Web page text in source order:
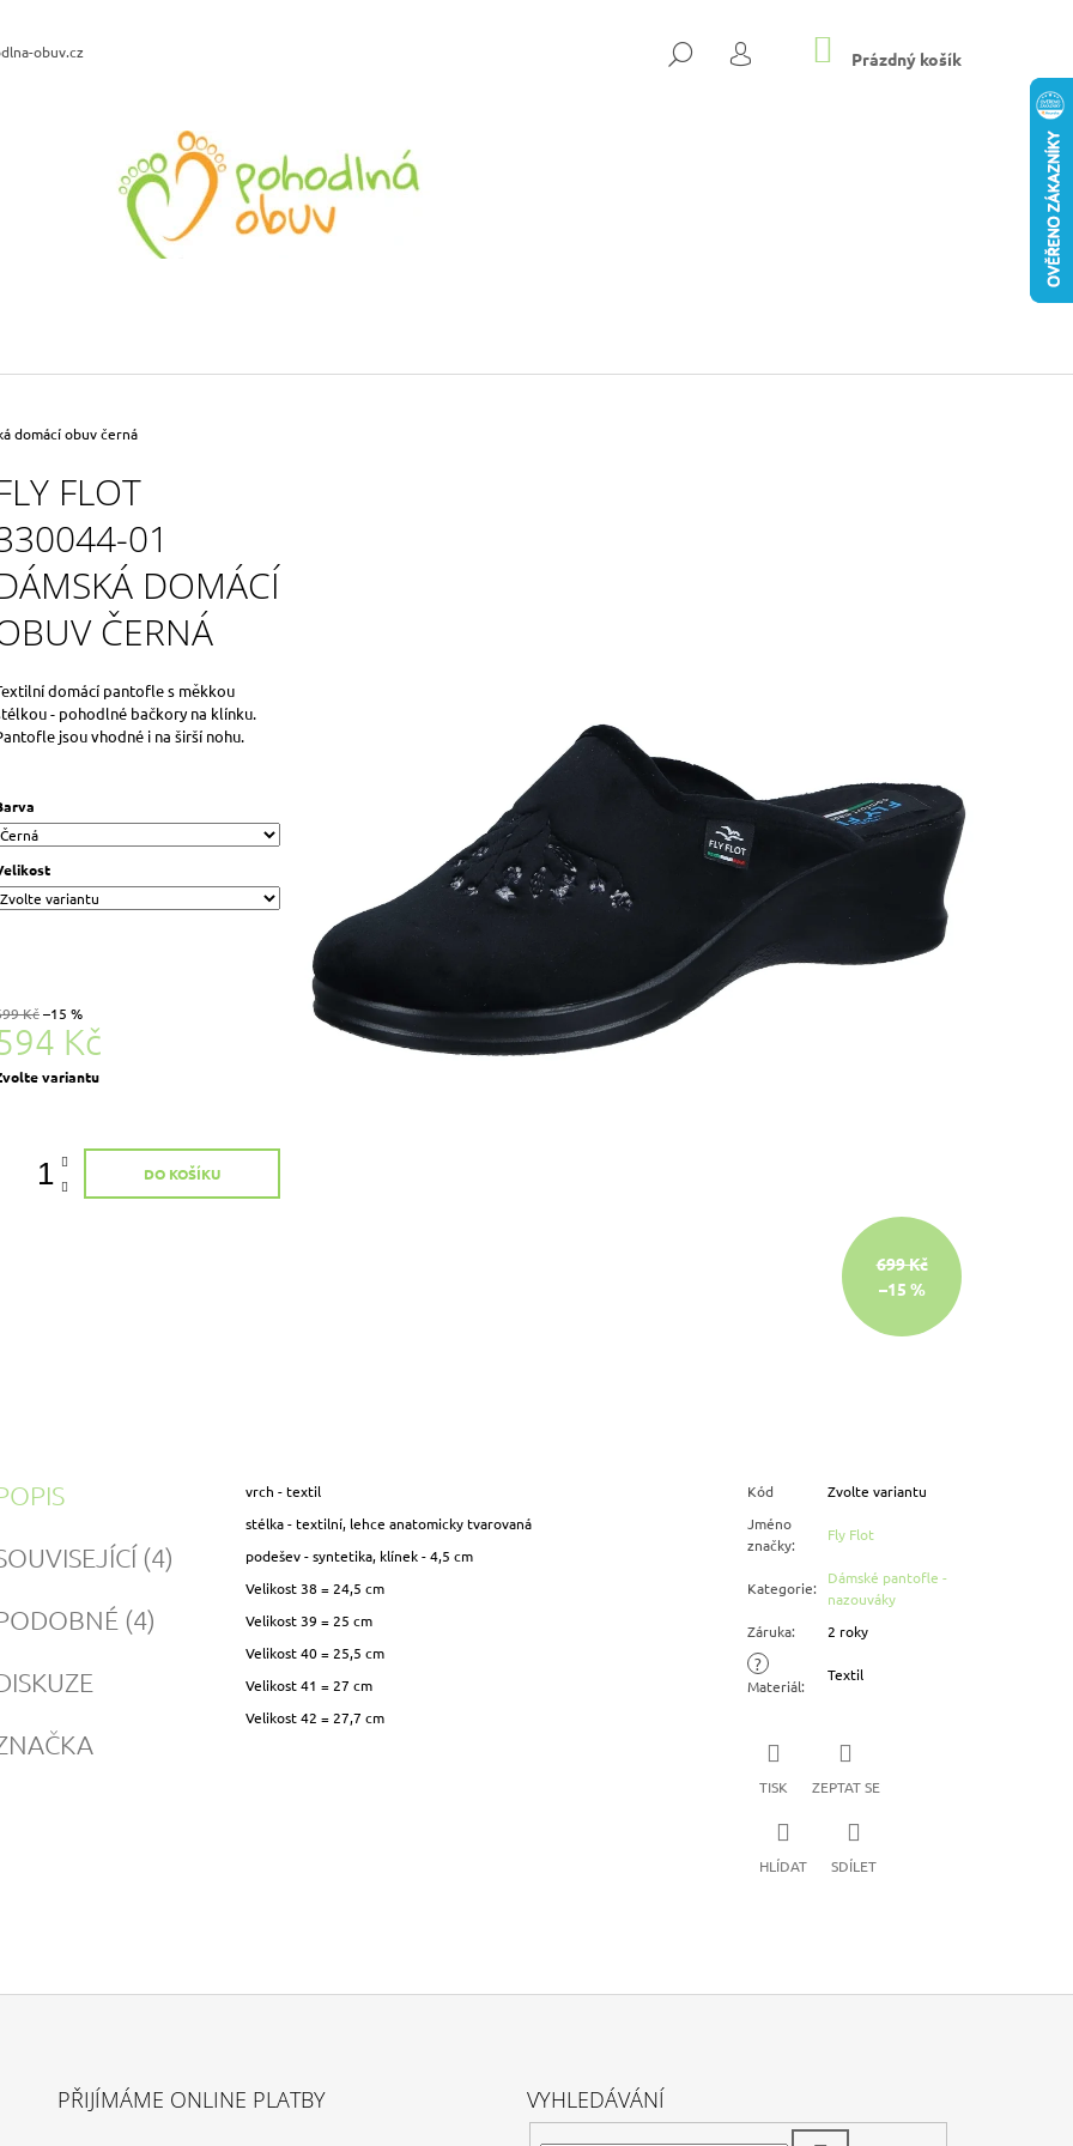
obuv.cz HLEDAT
PŘIHLÁŠENÍ
NÁKUPNÍ
KOŠÍK
Prázdný košík
domácí obuv černá
FLOT
01
DOMÁCÍ
ČERNÁ
699 Kč
–15 %
domácí pantofle s měkkou
- pohodlné bačkory na klínku.
jsou vhodné i na širší nohu.
Kč–15 %
Kč
variantu
DO KOŠÍKU
(4)
(4)
vrch - textil
stélka - textilní, lehce anatomicky tvarovaná
podešev - syntetika, klínek - 4,5 cm
Velikost 38 = 24,5 cm
Velikost 39 = 25 cm
Velikost 40 = 25,5 cm
Velikost 41 = 27 cm
Velikost 42 = 27,7 cm
Kód
Zvolte variantu
Jméno
značky:
Fly Flot
Kategorie:
Dámské pantofle -
nazouváky
Záruka: 2 roky
?
Materiál:
Textil
TISK ZEPTAT SE
HLÍDAT SDÍLET
CO POTŘEBUJETE NAJÍT?
HLEDAT
ORTO 2622 DÁMSKÉ
Kč
LEGERO 2-000408-4500 T4 RUN
PŘIJÍMÁME ONLINE PLATBY VYHLEDÁVÁNÍ